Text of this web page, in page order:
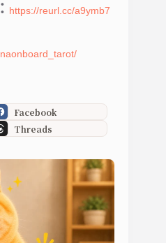
https://reurl.cc/a9ymb7
Facebook
Threads